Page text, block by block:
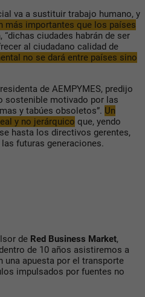
va a sustituir trabajo humano, y
más importantes que los países
, “dichas ciudades habrán de ser
al ciudadano calidad de
no se dará entre países sino
de AEMPYMES, predijo
sostenible motivado por las
y tabúes obsoletos”. Un
y no jerárquico que, yendo
hasta los directivos gerentes,
futuras generaciones.
de Red Business Market,
de 10 años asistiremos a
una apuesta por el transporte
impulsados por fuentes no